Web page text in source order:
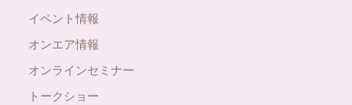
イベント情報
オンエア情報
オンラインセミナー
トークショー